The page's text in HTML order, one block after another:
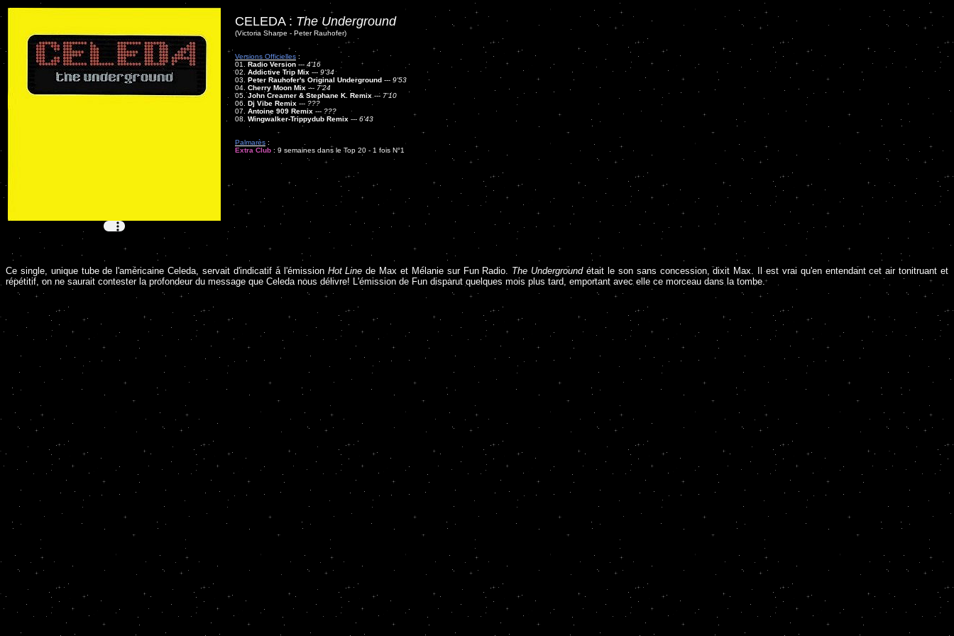
CELEDA : The Underground
(Victoria Sharpe - Peter Rauhofer)
Versions Officielles :
01. Radio Version --- 4'16
02. Addictive Trip Mix --- 9'34
03.Peter Rauhofer's Original Underground ---9'53
04. Cherry Moon Mix --- 7'24
05.John Creamer & Stephane K. Remix --- 7'10
06. Dj Vibe Remix --- ???
07. Antoine 909 Remix --- ???
08. Wingwalker-Trippydub Remix --- 6'43
Palmarès :
Extra Club : 9 semaines dans le Top 20 - 1 fois N°1
Ce single, unique tube de l'américaine Celeda, servait d'indicatif à l'émission Hot Line de Max et Mélanie sur Fun Radio. The Undergroundétait le son sans concession, dixit Max. Il est vrai qu'en entendant cet air tonitruant et
répétitif, on ne saurait contester la profondeur du message que Celeda nous délivre! L'émission de Fun disparut quelques mois plus tard, emportant avec elle ce morceau dans la tombe.